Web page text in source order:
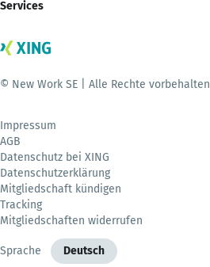
Services
© New Work SE | Alle Rechte vorbehalten
Impressum
AGB
Datenschutz bei XING
Datenschutzerklärung
Mitgliedschaft kündigen
Tracking
Mitgliedschaften widerrufen
Sprache Deutsch